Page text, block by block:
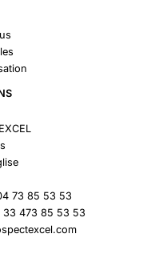
73 85 53 53
473 85 53 53